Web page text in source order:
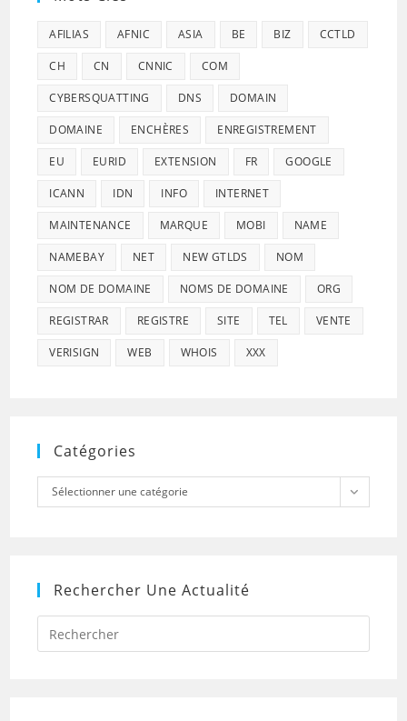
AFILIAS AFNIC ASIA BE BIZ CCTLD
CH CN CNNIC COM
CYBERSQUATTING DNS DOMAIN
DOMAINE ENCHÈRES ENREGISTREMENT
EU EURID EXTENSION FR GOOGLE
ICANN IDN INFO INTERNET
MAINTENANCE MARQUE MOBI NAME
NAMEBAY NET NEW GTLDS NOM
NOM DE DOMAINE NOMS DE DOMAINE ORG
REGISTRAR REGISTRE SITE TEL VENTE
VERISIGN WEB WHOIS XXX
Catégories
Catégories
Sélectionner une catégorie
Rechercher Une Actualité
Press
to